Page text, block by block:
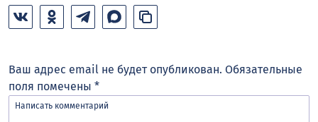
Ваш адрес email не будет опубликован. Обязательные
поля помечены *